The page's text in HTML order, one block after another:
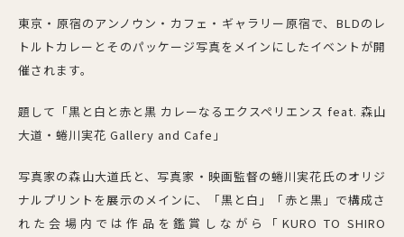
東京・原宿のアンノウン・カフェ・ギャラリー原宿で、BLDのレ
トルトカレーとそのパッケージ写真をメインにしたイベントが開
催されます。
題して「黒と白と赤と黒 カレーなるエクスペリエンス feat. 森山
大道・蜷川実花 Gallery and Cafe」
写真家の森山大道氏と、写真家・映画監督の蜷川実花氏のオリジ
ナルプリントを展示のメインに、「黒と白」「赤と黒」で構成さ
れた会場内では作品を鑑賞しながら「KURO TO SHIRO